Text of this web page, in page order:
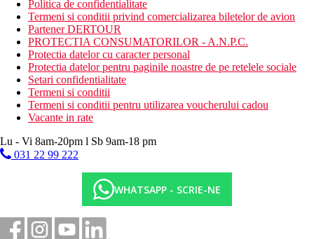
Politica de confidentialitate
Termeni si conditii privind comercializarea biletelor de avion
Partener DERTOUR
PROTECTIA CONSUMATORILOR - A.N.P.C.
Protectia datelor cu caracter personal
Protectia datelor pentru paginile noastre de pe retelele sociale
Setari confidentialitate
Termeni si conditii
Termeni si conditii pentru utilizarea voucherului cadou
Vacante in rate
Lu - Vi 8am-20pm l Sb 9am-18 pm
031 22 99 222
WHATSAPP - SCRIE-NE